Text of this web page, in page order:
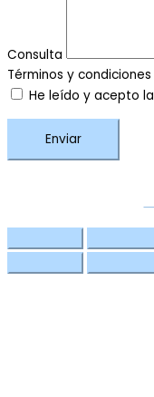
Consulta
Términos y condiciones
He leído y acepto la
Enviar